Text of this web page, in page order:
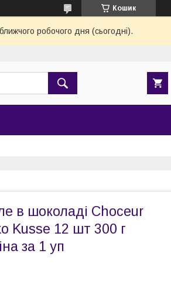
Кошик
робочого дня (сьогодні).
в шоколаді Choceur
Kusse 12 шт 300 г
за 1 уп